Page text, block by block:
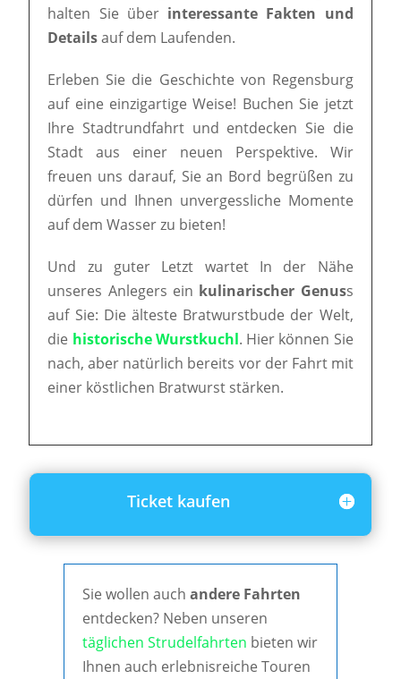
halten Sie über interessante Fakten und
Detailsauf dem Laufenden.
Erleben Sie die Geschichte von Regensburg
auf eine einzigartige Weise! Buchen Sie jetzt
Ihre Stadtrundfahrt und entdecken Sie die
Stadt aus einer neuen Perspektive. Wir
freuen uns darauf, Sie an Bord begrüßen zu
dürfen und Ihnen unvergessliche Momente
auf dem Wasser zu bieten!
Und zu guter Letzt wartet In der Nähe
unseres Anlegers ein kulinarischer Genuss
auf Sie: Die älteste Bratwurstbude der Welt,
die historische Wurstkuchl. Hier können Sie
nach, aber natürlich bereits vor der Fahrt mit
einer köstlichen Bratwurst stärken.
Ticket kaufen
Sie wollen auch andere Fahrten
entdecken? Neben unseren
täglichen Strudelfahrten bieten wir
Ihnen auch erlebnisreiche Touren